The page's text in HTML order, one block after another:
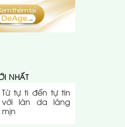
NHẤT
Từ tự ti đến tự tin
với làn da láng
mịn